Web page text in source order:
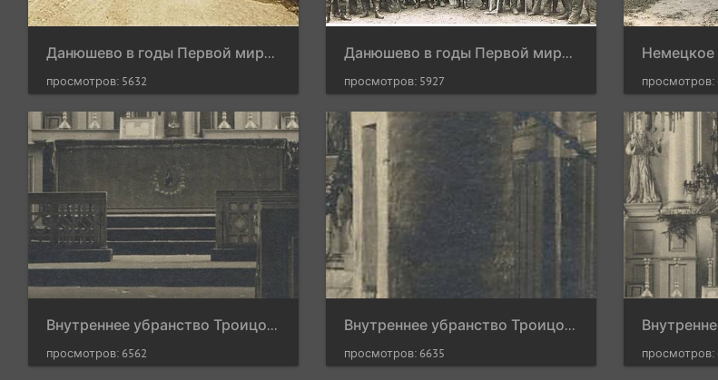
Данюшево в годы Первой мировой войны
просмотров: 5632
Данюшево в годы Первой мировой войны
просмотров: 5927 просмотров:
Внутреннее убранство Троицого костёла, 1916 г.
просмотров: 6562
Внутреннее убранство Троицого костёла, 1916 г.
просмотров: 6635 просмотров: